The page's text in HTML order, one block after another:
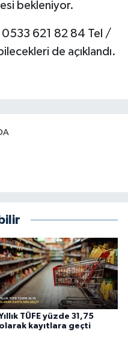
bekleniyor.
0533 621 82 84 Tel /
de açıklandı.
TÜFE yüzde 31,75
olarak kayıtlara geçti